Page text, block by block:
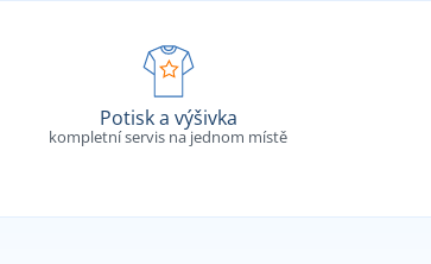
Potisk a výšivka
kompletní servis na jednom místě